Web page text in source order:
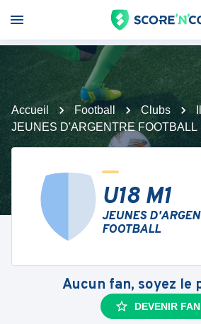
Accueil Football Clubs
JEUNES D'ARGENTRE FOOTBALL
U18 M1
JEUNES
FOOTBALL
Aucun fan, soyez le
DEVENIR FAN